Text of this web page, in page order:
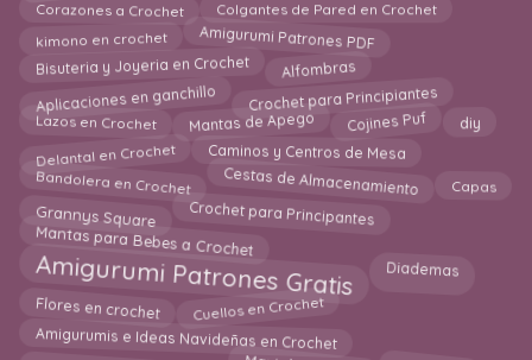
Corazones a Crochet Colgantes de Pared en Crochet
kimono en crochet Amigurumi Patrones PDF
Bisuteria y Joyeria en Crochet Alfombras
Aplicaciones en ganchillo Crochet para Principiantes
Lazos en Crochet Mantas de Apego Cojines Puf diy
Delantal en Crochet Caminos y Centros de Mesa
Bandolera en Crochet Cestas de Almacenamiento Capas
Grannys Square Crochet para Principantes
Mantas para Bebes a Crochet
Amigurumi Patrones Gratis Diademas
Flores en crochet Cuellos en Crochet
Amigurumis e Ideas Navideñas en Crochet